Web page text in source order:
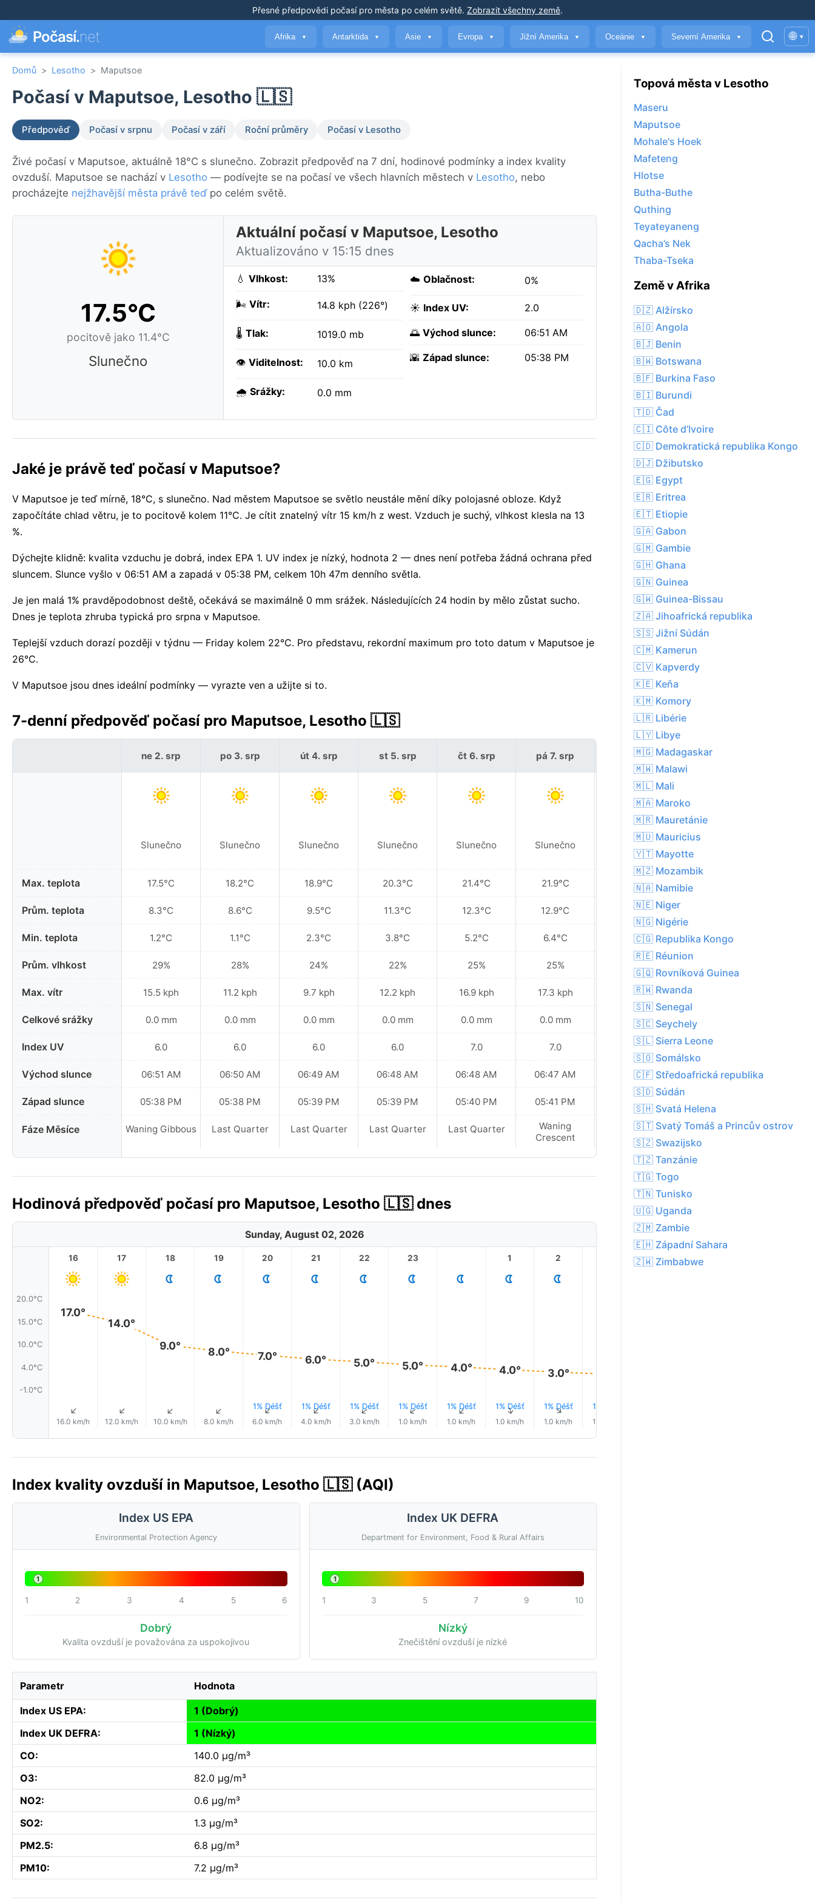
Přesné předpovědi počasípro města po celém světě. Zobrazit všechny země.
Počasí.net Afrika ▼ Antarktida ▼ Asie ▼ Evropa ▼ Jižní Amerika ▼ Oceánie ▼ Severní Amerika ▼ 🌐 ▾
Domů > Lesotho > Maputsoe
Počasí v Maputsoe, Lesotho 🇱🇸
Předpověď Počasí v srpnu Počasí v září Roční průměry Počasí v Lesotho
Živé počasí v Maputsoe, aktuálně 18°C s slunečno. Zobrazit předpověď na 7 dní, hodinové podmínky a index kvality
ovzduší. Maputsoe se nachází v Lesotho — podívejte se na počasí ve všech hlavních městech v Lesotho, nebo
procházejte nejžhavější města právě teďpo celém světě.
17.5°C
pocitově jako 11.4°C
Slunečno
Aktuální počasí v Maputsoe, Lesotho
Aktualizováno v 15:15 dnes
💧 Vlhkost: 13%
🌬️ Vítr: 14.8 kph (226°)
🌡️ Tlak: 1019.0 mb
👁️ Viditelnost: 10.0 km
🌧️ Srážky: 0.0 mm
☁️ Oblačnost: 0%
☀️ Index UV: 2.0
🌅 Východ slunce: 06:51 AM
🌇 Západ slunce: 05:38 PM
Jaké je právě teď počasí v Maputsoe?
V Maputsoe je teď mírně, 18°C, s slunečno. Nad městem Maputsoe se světlo neustále mění díky polojasné obloze. Když
započítáte chlad větru, je to pocitově kolem 11°C. Je cítit znatelný vítr 15 km/h z west. Vzduch je suchý, vlhkost klesla na 13
%.
Dýchejte klidně: kvalita vzduchu je dobrá, index EPA 1. UV index je nízký, hodnota 2 — dnes není potřeba žádná ochrana před
sluncem. Slunce vyšlo v 06:51 AM a zapadá v 05:38 PM, celkem 10h 47m denního světla.
Je jen malá 1% pravděpodobnost deště, očekává se maximálně 0 mm srážek. Následujících 24 hodin by mělo zůstat sucho.
Dnes je teplota zhruba typická pro srpna v Maputsoe.
Teplejší vzduch dorazí později v týdnu — Friday kolem 22°C. Pro představu, rekordní maximum pro toto datum v Maputsoe je
26°C.
V Maputsoe jsou dnes ideální podmínky — vyrazte ven a užijte si to.
7-denní předpověď počasí pro Maputsoe, Lesotho 🇱🇸
Max. teplota
Prům. teplota
Min. teplota
Prům. vlhkost
Max. vítr
Celkové srážky
Index UV
Východ slunce
Západ slunce
Fáze Měsíce
ne 2. srp
Slunečno
17.5°C
8.3°C
1.2°C
29%
15.5 kph
0.0 mm
6.0
06:51 AM
05:38 PM
Waning Gibbous
po 3. srp
Slunečno
18.2°C
8.6°C
1.1°C
28%
11.2 kph
0.0 mm
6.0
06:50 AM
05:38 PM
Last Quarter
út 4. srp
Slunečno
18.9°C
9.5°C
2.3°C
24%
9.7 kph
0.0 mm
6.0
06:49 AM
05:39 PM
Last Quarter
st 5. srp
Slunečno
20.3°C
11.3°C
3.8°C
22%
12.2 kph
0.0 mm
6.0
06:48 AM
05:39 PM
Last Quarter
čt 6. srp
Slunečno
21.4°C
12.3°C
5.2°C
25%
16.9 kph
0.0 mm
7.0
06:48 AM
05:40 PM
Last Quarter
pá 7. srp
Slunečno
21.9°C
12.9°C
6.4°C
25%
17.3 kph
0.0 mm
7.0
06:47 AM
05:41 PM
Waning
Crescent
so 8. srp
Slunečno
20.7°C
12.9°C
6.4°C
11.5 kph
0.0 mm
7.0
06:46 AM
05:41 PM
Waning
Crescent
Hodinová předpověď počasí pro Maputsoe, Lesotho 🇱🇸 dnes
Sunday, August 02, 2026
20.0°C
15.0°C
10.0°C
4.0°C
-1.0°C
16
17.0°
↑
16.0 km/h
17
14.0°
↑
12.0 km/h
18
9.0°
↑
10.0 km/h
19
8.0°
↑
8.0 km/h
20
7.0°
1% Déšť
↑
6.0 km/h
21
6.0°
1% Déšť
↑
4.0 km/h
22
5.0°
1% Déšť
↑
3.0 km/h
23
5.0°
1% Déšť
↑
1.0 km/h
4.0°
1% Déšť
↑
1.0 km/h
1
4.0°
1% Déšť
↑
1.0 km/h
2
3.0°
1% Déšť
↑
1.0 km/h
1% Déšť
1.0 km/h
4 5
Index kvality ovzduší in Maputsoe, Lesotho 🇱🇸 (AQI)
Index US EPA
Environmental Protection Agency
1
1 2 3 4 5 6
Dobrý
Kvalita ovzduší je považována za uspokojivou
Index UK DEFRA
Department for Environment, Food & Rural Affairs
1
1 3 5 7 9 10
Nízký
Znečištění ovzduší je nízké
Parametr Hodnota
Index US EPA:
1 (Dobrý)
Index UK DEFRA:
1 (Nízký)
CO:
140.0 µg/m³
O3:
82.0 µg/m³
NO2:
0.6 µg/m³
SO2:
1.3 µg/m³
PM2.5:
6.8 µg/m³
PM10:
7.2 µg/m³
Topová města v Lesotho
Maseru
Maputsoe
Mohale's Hoek
Mafeteng
Hlotse
Butha-Buthe
Quthing
Teyateyaneng
Qacha’s Nek
Thaba-Tseka
Země v Afrika
🇩🇿 Alžírsko
🇦🇴 Angola
🇧🇯 Benin
🇧🇼 Botswana
🇧🇫 Burkina Faso
🇧🇮 Burundi
🇹🇩 Čad
🇨🇮 Côte d’Ivoire
🇨🇩 Demokratická republika Kongo
🇩🇯 Džibutsko
🇪🇬 Egypt
🇪🇷 Eritrea
🇪🇹 Etiopie
🇬🇦 Gabon
🇬🇲 Gambie
🇬🇭 Ghana
🇬🇳 Guinea
🇬🇼 Guinea-Bissau
🇿🇦 Jihoafrická republika
🇸🇸 Jižní Súdán
🇨🇲 Kamerun
🇨🇻 Kapverdy
🇰🇪 Keňa
🇰🇲 Komory
🇱🇷 Libérie
🇱🇾 Libye
🇲🇬 Madagaskar
🇲🇼 Malawi
🇲🇱 Mali
🇲🇦 Maroko
🇲🇷 Mauretánie
🇲🇺 Mauricius
🇾🇹 Mayotte
🇲🇿 Mozambik
🇳🇦 Namibie
🇳🇪 Niger
🇳🇬 Nigérie
🇨🇬 Republika Kongo
🇷🇪 Réunion
🇬🇶 Rovníková Guinea
🇷🇼 Rwanda
🇸🇳 Senegal
🇸🇨 Seychely
🇸🇱 Sierra Leone
🇸🇴 Somálsko
🇨🇫 Středoafrická republika
🇸🇩 Súdán
🇸🇭 Svatá Helena
🇸🇹 Svatý Tomáš a Princův ostrov
🇸🇿 Swazijsko
🇹🇿 Tanzánie
🇹🇬 Togo
🇹🇳 Tunisko
🇺🇬 Uganda
🇿🇲 Zambie
🇪🇭 Západní Sahara
🇿🇼 Zimbabwe